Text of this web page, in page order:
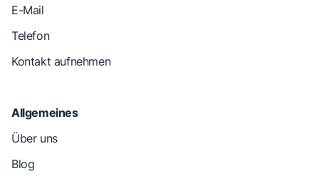
E-Mail
Telefon
Kontakt aufnehmen
Allgemeines
Über uns
Blog